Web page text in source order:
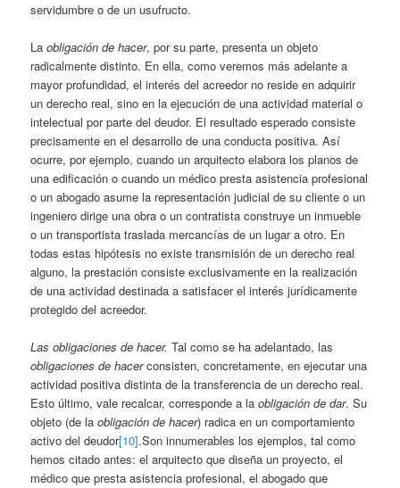
servidumbre o de un usufructo.
Laobligación de hacer, por su parte, presenta un objeto
radicalmente distinto. En ella, como veremos más adelante a
mayor profundidad, el interés del acreedor no reside en adquirir
un derecho real, sino en la ejecución de una actividad material o
intelectual por parte del deudor. El resultado esperado consiste
precisamente en el desarrollo de una conducta positiva. Así
ocurre, por ejemplo, cuando un arquitecto elabora los planos de
una edificación o cuando un médico presta asistencia profesional
o un abogado asume la representación judicial de su cliente o un
ingeniero dirige una obra o un contratista construye un inmueble
o un transportista traslada mercancías de un lugar a otro. En
todas estas hipótesis no existe transmisión de un derecho real
alguno, la prestación consiste exclusivamente en la realización
de una actividad destinada a satisfacer el interés jurídicamente
protegido del acreedor.
Las obligaciones de hacer.Tal como se ha adelantado, las
obligaciones de hacerconsisten, concretamente, en ejecutar una
actividad positiva distinta de la transferencia de un derecho real.
Esto último, vale recalcar, corresponde a laobligación de dar. Su
objeto (de laobligación de hacer) radica en un comportamiento
activo del deudor[10].Son innumerables los ejemplos, tal como
hemos citado antes: el arquitecto que diseña un proyecto, el
médico que presta asistencia profesional, el abogado que